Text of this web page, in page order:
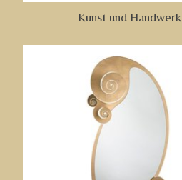
Kunst und Handwerk